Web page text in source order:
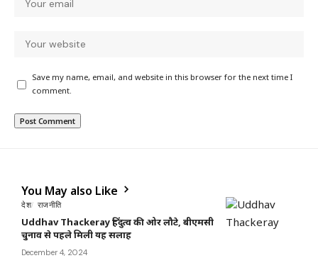
Save my name, email, and website in this browser for the next time I
comment.
You May also Like
देश राजनीति
Uddhav Thackeray हिंदुत्व की ओर लौटे, बीएमसी
चुनाव से पहले मिली यह सलाह
December 4, 2024